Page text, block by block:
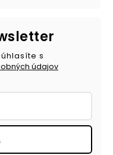
s
údajov